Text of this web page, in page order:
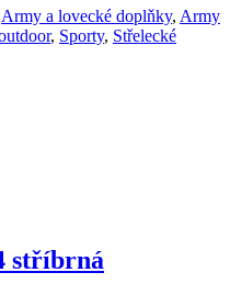
Army a lovecké doplňky, Army
, Sporty, Střelecké
stříbrná